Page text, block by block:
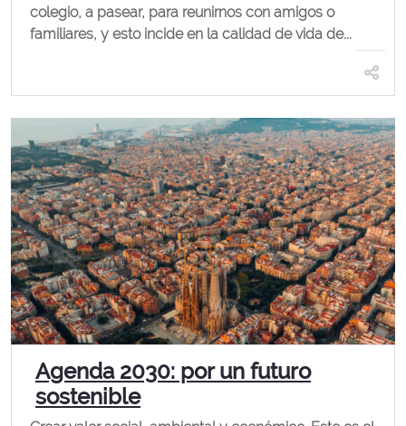
colegio, a pasear, para reunirnos con amigos o
familiares, y esto incide en la calidad de vida de...
Agenda 2030: por un futuro
sostenible